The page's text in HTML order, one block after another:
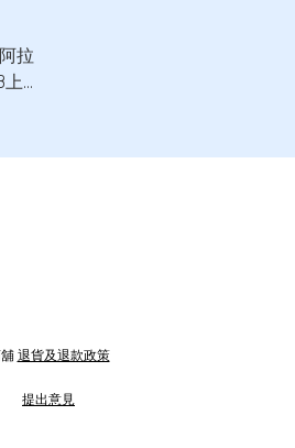
拉
網
退貨及退款政策
提出意見